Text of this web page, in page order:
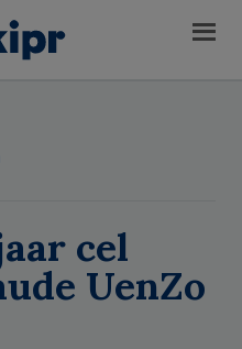
cel
UenZo